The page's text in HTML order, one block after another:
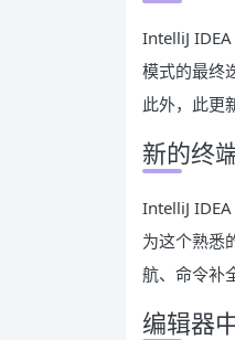
IntelliJ
模式的最终
此外，此更
新的终
IntelliJ
为这个熟悉
航、命令补
编辑器